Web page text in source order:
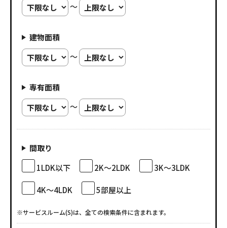
～
建物面積
～
専有面積
～
間取り
1LDK以下
2K～2LDK 3K～3LDK
4K～4LDK 5部屋以上
※サービスルーム(S)は、全ての検索条件に含まれます。